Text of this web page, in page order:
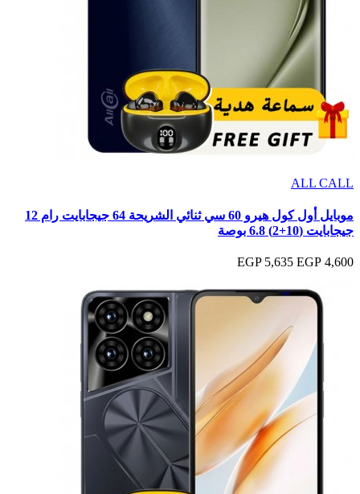
ALL CALL
موبايل أول كول هيرو 60 سي ثنائي الشريحة 64 جيجابايت رام 12
جيجابايت (10+2) 6.8 بوصة
4,600 EGP
5,635 EGP